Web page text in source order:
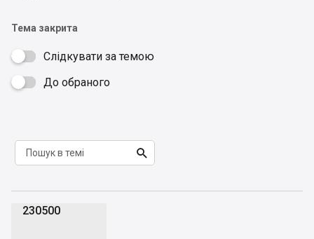
Тема закрита
Слідкувати за темою
 До обраного

230500